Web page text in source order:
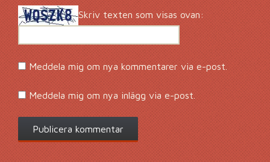
Skriv texten som visas ovan:
Meddela mig om nya kommentarer via e-post.
Meddela mig om nya inlägg via e-post.